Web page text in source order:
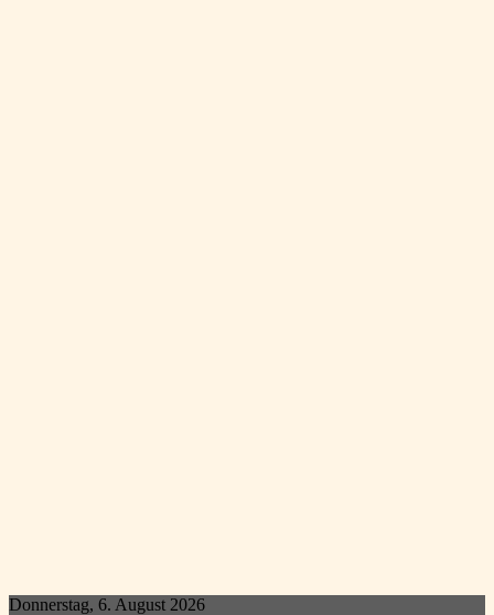
Donnerstag, 6. August 2026